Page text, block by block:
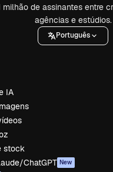
milhão de assinantes entre
agências e estúdios.
Português
IA
stock
ChatGPT New